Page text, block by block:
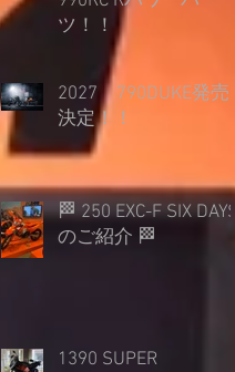
ツ！！
2027 790DUKE発売
決定！！
🏁 250 EXC-F SIX DAYS
のご紹介 🏁
1390 SUPER